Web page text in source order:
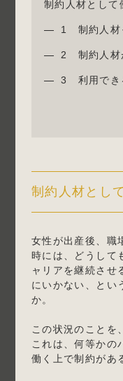
制約人材として
1 制約人材
2 制約人材
3 利用でき
制約人材とし
女性が出産後、職
時には、どうして
ャリアを継続させ
にいかない、とい
か。
この状況のことを
これは、何等かの
働く上で制約があ